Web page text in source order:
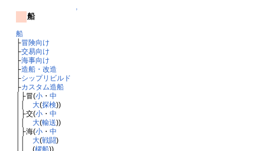
↑
船
船
├冒険向け
├交易向け
├海事向け
├造船・改造
├シップリビルド
├カスタム造船
│├冒(小・ 中
大(探検))
│├交(小・ 中
大(輸送))
│├海(小・ 中
大(戦闘)
││ (櫂船))